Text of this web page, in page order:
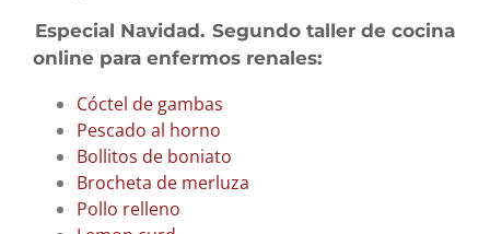
Especial Navidad. Segundo taller de cocina
online para enfermos renales:
Cóctel de gambas
Pescado al horno
Bollitos de boniato
Brocheta de merluza
Pollo relleno